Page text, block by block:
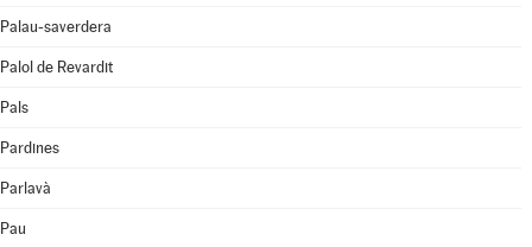
Palau-saverdera
Palol de Revardit
Pals
Pardines
Parlavà
Pau